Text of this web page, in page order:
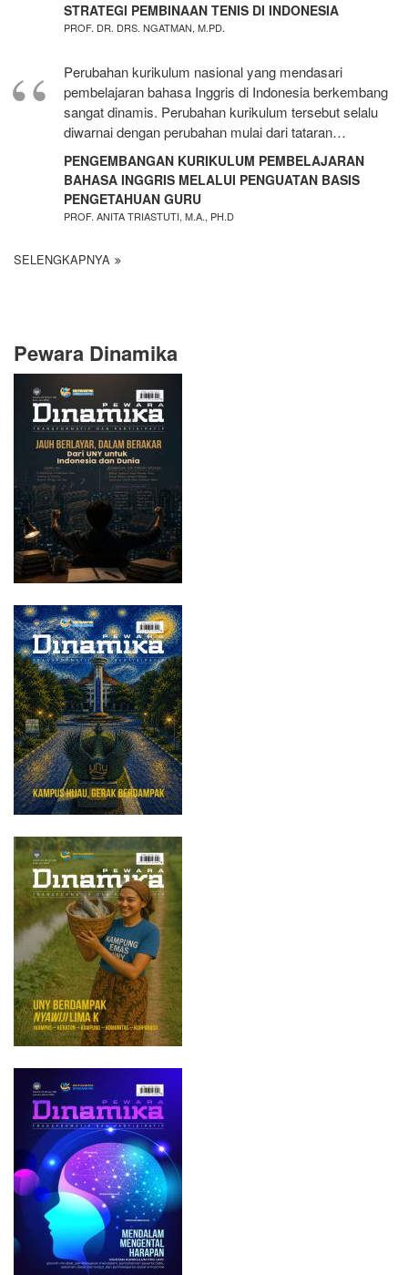
STRATEGI PEMBINAAN TENIS DI INDONESIA
PROF. DR. DRS. NGATMAN, M.PD.
Perubahan kurikulum nasional yang mendasari
pembelajaran bahasa Inggris di Indonesia berkembang
sangat dinamis. Perubahan kurikulum tersebut selalu
diwarnai dengan perubahan mulai dari tataran…
PENGEMBANGAN KURIKULUM PEMBELAJARAN
BAHASA INGGRIS MELALUI PENGUATAN BASIS
PENGETAHUAN GURU
PROF. ANITA TRIASTUTI, M.A., PH.D
SELENGKAPNYA
Pewara Dinamika